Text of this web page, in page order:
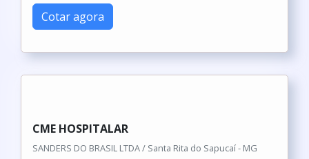
LENÇÓIS HOSPITALARES PREÇO
Best Fabril / Santa Bárbara d'Oeste - SP